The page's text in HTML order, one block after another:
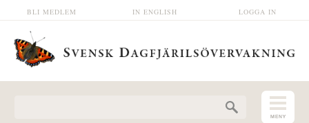
Hoppa till huvudinnehåll LOGGA IN
IN ENGLISH
BLI MEDLEM